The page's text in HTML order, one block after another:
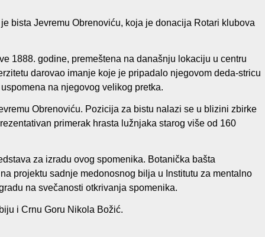
bista Jevremu Obrenoviću, koja je donacija Rotari klubova
1888. godine, premeštena na današnju lokaciju u centru
darovao imanje koje je pripadalo njegovom deda-stricu
na njegovog velikog pretka.
Obrenoviću. Pozicija za bistu nalazi se u blizini zbirke
primerak hrasta lužnjaka starog više od 160
za izradu ovog spomenika. Botanička bašta
projektu sadnje medonosnog bilja u Institutu za mentalno
na svečanosti otkrivanja spomenika.
i Crnu Goru Nikola Božić.